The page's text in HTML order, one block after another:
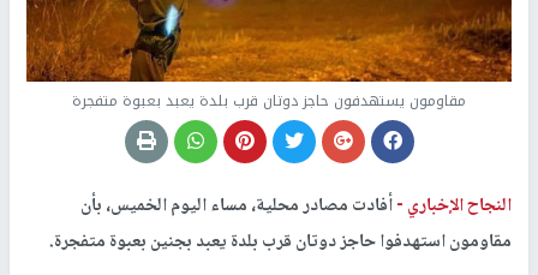
مقاومون يستهدفون حاجز دوتان قرب بلدة يعبد بعبوة متفجرة
النجاح الإخباري -أفادت مصادر محلية، مساء اليوم الخميس، بأن
مقاومون استهدفوا حاجز دوتان قرب بلدة يعبد بجنين بعبوة متفجرة.